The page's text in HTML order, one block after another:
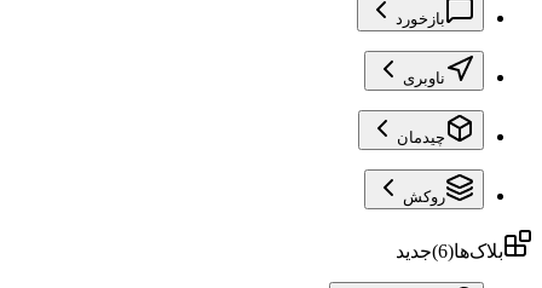
بازخورد
ناوبری
چیدمان
روکش
بلاک‌ها(
6
)جدید